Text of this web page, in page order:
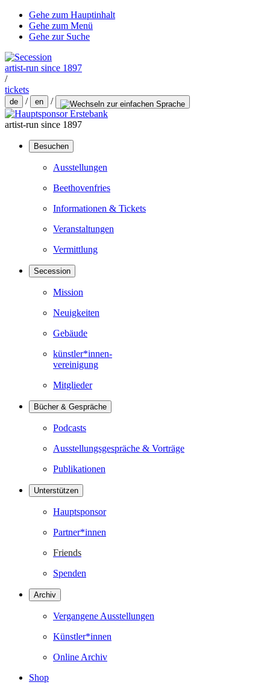
Gehe zum Hauptinhalt
Gehe zum Menü
Gehe zur Suche
artist-run since 1897
/
tickets
de / en /
artist-run since 1897
Besuchen
Ausstellungen
Beethovenfries
Informationen & Tickets
Veranstaltungen
Vermittlung
Secession
Mission
Neuigkeiten
Gebäude
künstler*innen-
vereinigung
Mitglieder
Bücher & Gespräche
Podcasts
Ausstellungsgespräche & Vorträge
Publikationen
Unterstützen
Hauptsponsor
Partner*innen
Friends
Spenden
Archiv
Vergangene Ausstellungen
Künstler*innen
Online Archiv
Shop